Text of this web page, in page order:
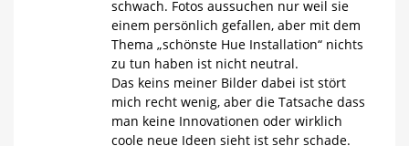
schwach. Fotos aussuchen nur weil sie
einem persönlich gefallen, aber mit dem
Thema „schönste Hue Installation“ nichts
zu tun haben ist nicht neutral.
Das keins meiner Bilder dabei ist stört
mich recht wenig, aber die Tatsache dass
man keine Innovationen oder wirklich
coole neue Ideen sieht ist sehr schade.